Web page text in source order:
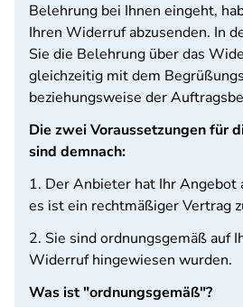
Belehrung bei Ihnen eingeht,
Ihren Widerruf abzusenden. In
Sie die Belehrung über das
gleichzeitig mit dem
beziehungsweise der
Die zwei Voraussetzungen für
sind demnach:
1. Der Anbieter hat Ihr Angebot
es ist ein rechtmäßiger Vertrag
2. Sie sind ordnungsgemäß auf
Widerruf hingewiesen wurden.
Was ist "ordnungsgemäß"?